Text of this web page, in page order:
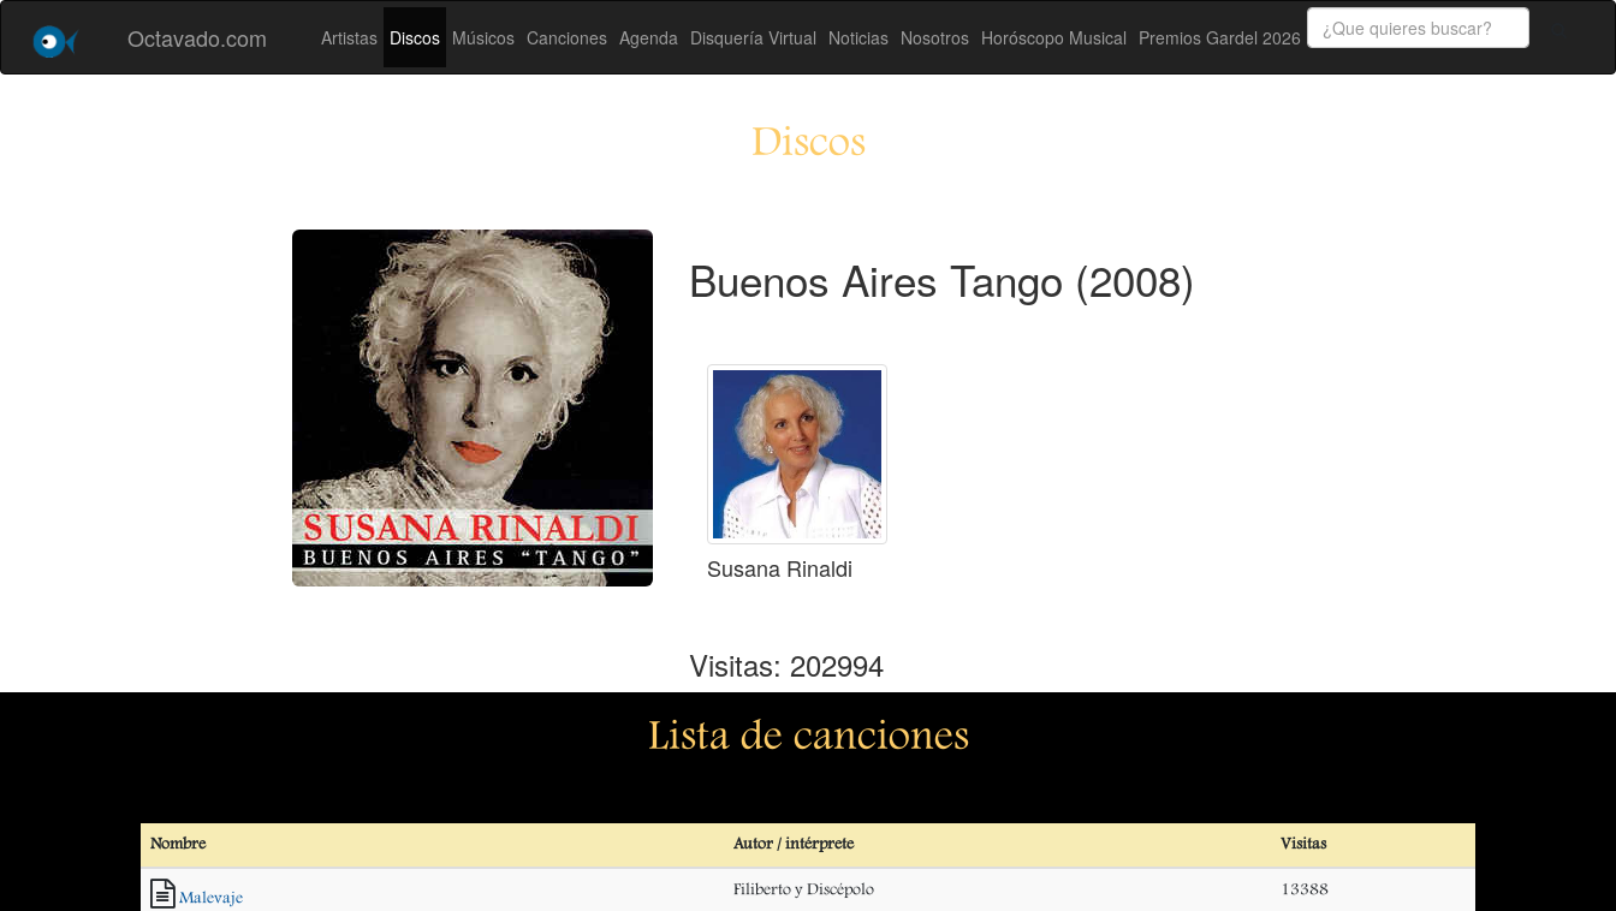
Octavado.com Artistas Discos Músicos Canciones Agenda Disquería Virtual Noticias Nosotros Horóscopo Musical Premios Gardel 2026
Discos
Buenos Aires Tango (2008)
Susana Rinaldi
Visitas: 202994
Lista de canciones
Nombre Autor / intérprete Visitas
Malevaje Filiberto y Discépolo 13388